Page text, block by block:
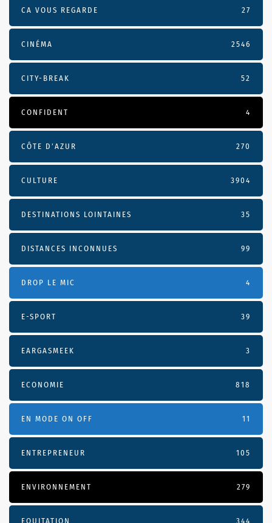
CA VOUS REGARDE 27
CINÉMA 2546
CITY-BREAK 52
CONFIDENT 4
CÔTE D’AZUR 270
CULTURE 3904
DESTINATIONS LOINTAINES 35
DISTANCES INCONNUES 99
DROP LE MIC 4
E-SPORT 39
EARGASMEEK 3
ECONOMIE 818
EN MODE ON OFF 11
ENTREPRENEUR 105
ENVIRONNEMENT 279
EQUITATION 344